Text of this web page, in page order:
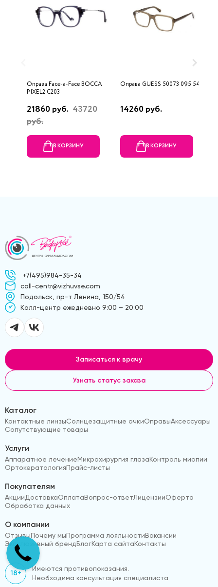
Оправа Face-a-Face BOCCA
PIXEL2 C203
21860 руб. 43720
руб.
В КОРЗИНУ
Оправа GUESS 50073 095 54
14260 руб.
В КОРЗИНУ
+7(495)984-35-34
call-centr@vizhuvse.com
Подольск, пр-т Ленина, 150/54
Kолл-центр ежедневно 9:00 – 20:00
Записаться к врачу
Узнать статус заказа
Каталог
Контактные линзыСолнцезащитные очкиОправыАксессуары
Сопутствующие товары
Услуги
Аппаратное лечениеМикрохирургия глазаКонтроль миопии
ОртокератологияПрайс-листы
Покупателям
АкцииДоставкаОплатаВопрос-ответЛицензииОферта
Обработка данных
О компании
ОтзывыПочему мыПрограмма лояльностиВакансии
Эксклюзивный брендБлогКарта сайтаКонтакты
18+
Имеются противопоказания.
Необходима консультация специалиста